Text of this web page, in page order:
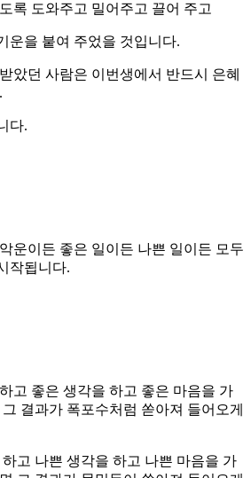
록 도와주고 밀어주고 끌어 주고
운을 붙여 주었을 것입니다.
았던 사람은 이번생에서 반드시 은혜
다.
운이든 좋은 일이든 나쁜 일이든 모두
작됩니다.
고 좋은 생각을 하고 좋은 마음을 가
결과가 폭포수처럼 쏟아져 들어오게
고 나쁜 생각을 하고 나쁜 마음을 가